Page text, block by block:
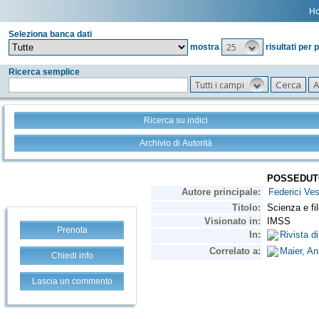
Seleziona banca dati
mostra
25 risultati per
Ricerca semplice
Tutti i campi
Ricerca su indici
Archivio di Autorità
Prenota
Chiedi info
Lascia un commento